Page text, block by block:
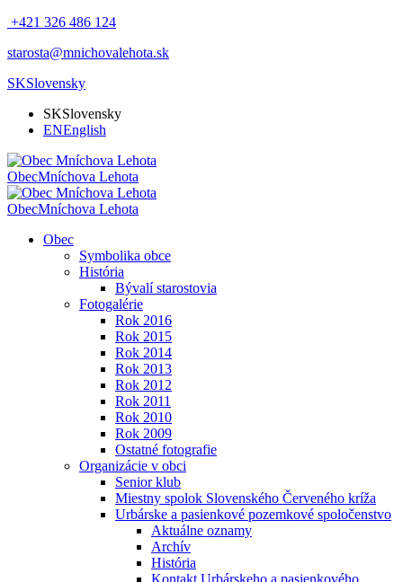
+421 326 486 124
starosta@mnichovalehota.sk
SKSlovensky
SKSlovensky
ENEnglish
ObecMníchova Lehota
ObecMníchova Lehota
Obec
Symbolika obce
História
Bývalí starostovia
Fotogalérie
Rok 2016
Rok 2015
Rok 2014
Rok 2013
Rok 2012
Rok 2011
Rok 2010
Rok 2009
Ostatné fotografie
Organizácie v obci
Senior klub
Miestny spolok Slovenského Červeného kríža
Urbárske a pasienkové pozemkové spoločenstvo
Aktuálne oznamy
Archív
História
Kontakt Urbárskeho a pasienkového